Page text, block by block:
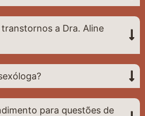
a Dra. Aline
para questões de